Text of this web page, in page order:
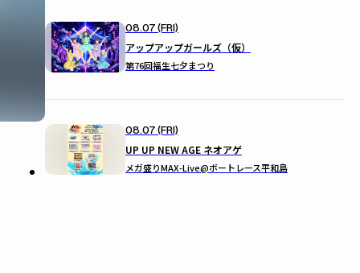
08.07 (FRI)
アップアップガールズ（仮）
第76回福生七夕まつり
08.07 (FRI)
UP UP NEW AGE ネオアゲ
メガ盛りMAX-Live@ボートレース平和島